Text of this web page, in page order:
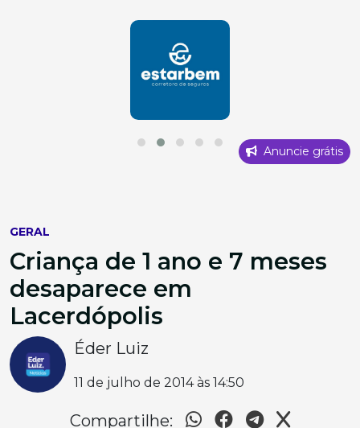
Anuncie grátis
GERAL
Criança de 1 ano e 7 meses
desaparece em
Lacerdópolis
Éder Luiz
11 de julho de 2014 às 14:50
Compartilhe: